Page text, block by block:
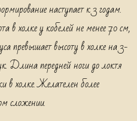
наступает к 3 годам.
в холке у кобелей не менее 70 см,
превышает высоту в холке на 3-
Длина передней ноги до локтя
в холке. Желателен более
сложении.